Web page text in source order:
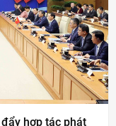
hợp tác phát